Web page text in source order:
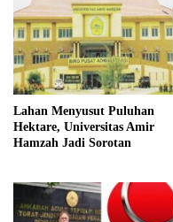
Lahan Menyusut Puluhan
Hektare, Universitas Amir
Hamzah Jadi Sorotan